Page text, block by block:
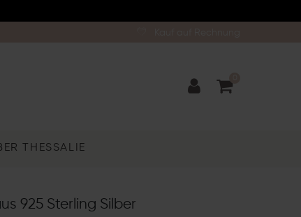
THESSALIE
925 Sterling Silber